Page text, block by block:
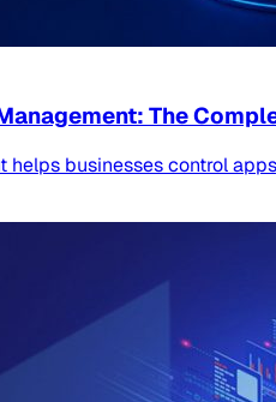
The
helps businesses control